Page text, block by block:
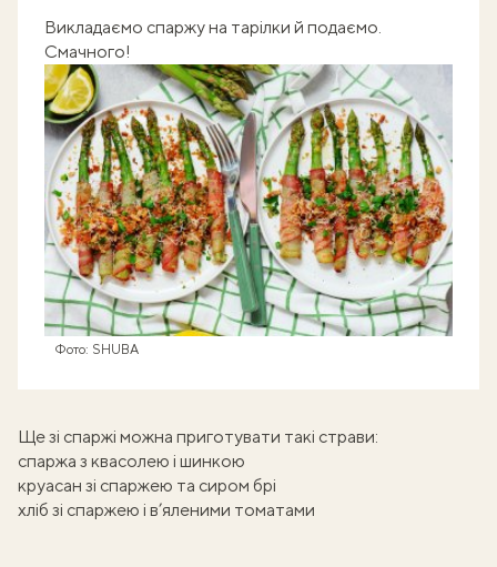
Викладаємо спаржу на тарілки й подаємо.
Смачного!
Фото: SHUBA
Ще зі спаржі можна приготувати такі страви:
спаржа з квасолею і шинкою
круасан зі спаржею та сиром брі
хліб зі спаржею і в’яленими томатами